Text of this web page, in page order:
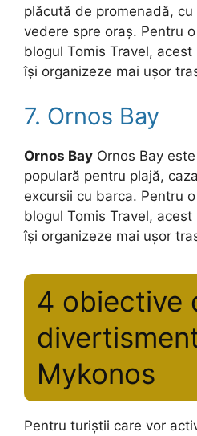
plăcută de promenadă,
vedere spre oraș. Pentru
blogul Tomis Travel,
își organizeze mai ușor
7. Ornos Bay
Ornos Bay Ornos Bay
populară pentru plajă,
excursii cu barca. Pentru
blogul Tomis Travel,
își organizeze mai ușor
4 obiective
Mykonos
Pentru turiștii care vor